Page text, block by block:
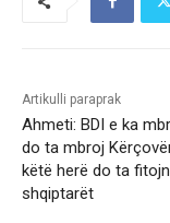
Artikulli paraprak
Ahmeti: BDI e ka
do ta mbroj
këtë herë do ta
shqiptarët